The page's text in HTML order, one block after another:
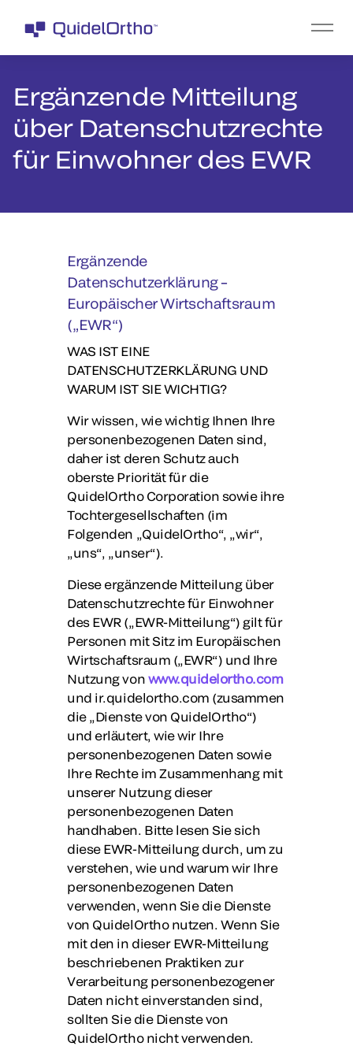
Ergänzende Mitteilung
über Datenschutzrechte
für Einwohner des EWR
Ergänzende
Datenschutzerklärung–
Europäischer Wirtschaftsraum
(„EWR“)
WAS IST EINE
DATENSCHUTZERKLÄRUNG UND
WARUM IST SIE WICHTIG?
Wir wissen, wie wichtig Ihnen Ihre
personenbezogenen Daten sind,
daher ist deren Schutz auch
oberste Priorität für die
QuidelOrtho Corporation sowie ihre
Tochtergesellschaften (im
Folgenden „QuidelOrtho“, „wir“,
„uns“, „unser“).
Diese ergänzende Mitteilung über
Datenschutzrechte für Einwohner
des EWR („EWR-Mitteilung“) gilt für
Personen mit Sitz im Europäischen
Wirtschaftsraum („EWR“) und Ihre
Nutzung von www.quidelortho.com
und ir.quidelortho.com (zusammen
die „Dienste von QuidelOrtho“)
und erläutert, wie wir Ihre
personenbezogenen Daten sowie
Ihre Rechte im Zusammenhang mit
unserer Nutzung dieser
personenbezogenen Daten
handhaben. Bitte lesen Sie sich
diese EWR-Mitteilung durch, um zu
verstehen, wie und warum wir Ihre
personenbezogenen Daten
verwenden, wenn Sie die Dienste
von QuidelOrtho nutzen. Wenn Sie
mit den in dieser EWR-Mitteilung
beschriebenen Praktiken zur
Verarbeitung personenbezogener
Daten nicht einverstanden sind,
sollten Sie die Dienste von
QuidelOrtho nicht verwenden.